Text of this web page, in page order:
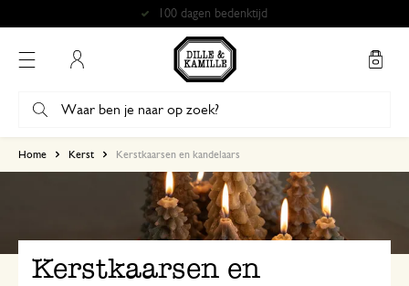
Gratis afhalen in onze winkels*
Home Kerst Kerstkaarsen en kandelaars
Kerstkaarsen en